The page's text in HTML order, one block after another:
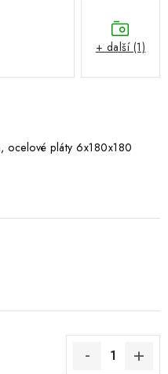
pláty 6x180x180
+ další (1)